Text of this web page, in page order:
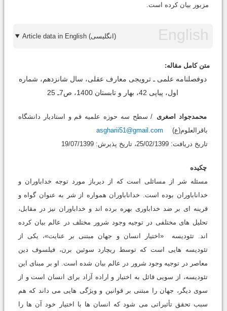
مزبور بیان کرده است.
Article data in English (انگلیسی)
متن کامل مقاله:
دوفصلنامه علمی ـ ترویجی معارف عقلی، سال شانزدهم، شماره
اول، پیاپی 42، بهار و تابستان 1400، ص7ـ 25
محمدجواد اصغری / سطح سه حوزه علمیه قم و استادیار دانشگاه
باقرالعلوم(ع)
asgharii51@gmail.com
تاریخ دریافت: 25/02/1399، تاریخ پذیرش: 19/07/1399
چکیده
مسئله شر از مسائلی است که از دیرباز مورد توجه خداباوران و
خداناباوران بوده است. خداناباوران همواره از شر به عنوان گواه و
قرینه ای بر ضد خداباوری بهره برده اند و خداباوران نیز در مقابل،
تحلیل های مختلفی در توجیه وجود شرور مختلف در عالم بیان کرده
اند. تئودیسه «اختیار انسان و جهان مبتنی بر عنایت»، یکی از
تئودیسه هایی است که توسط ریچارد سوئین برن، فیلسوف دین
معاصر در توجیه وجود شرور در عالم بیان شده است. او بر مبنای این
تئودیسه، از سویی قائل به اختیار و اراده آزاد برای انسان است و از
سوی دیگر، جهان را مبتنی بر قوانین و ویژگی هایی می داند که هم
سبب تحقق تأثیراتی می شود که انسان ها با اختیار خود آن ها را